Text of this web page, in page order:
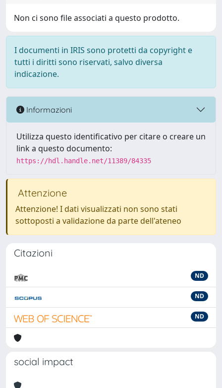
Non ci sono file associati a questo prodotto.
I documenti in IRIS sono protetti da copyright e
tutti i diritti sono riservati, salvo diversa
indicazione.
Informazioni
Utilizza questo identificativo per citare o creare un
link a questo documento:
https://hdl.handle.net/11389/84335
Attenzione
Attenzione! I dati visualizzati non sono stati
sottoposti a validazione da parte dell'ateneo
Citazioni
ND
ND
ND
social impact